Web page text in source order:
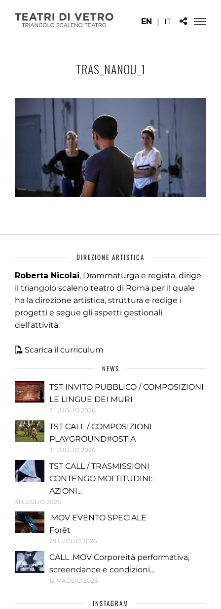
EN | IT
TRAS_NANOU_1
DIREZIONE ARTISTICA
Roberta Nicolai, Drammaturga e regista, dirige
il triangolo scaleno teatro di Roma per il quale
ha la direzione artistica, struttura e redige i
progetti e segue gli aspetti gestionali
dell’attività.
Scarica il curriculum
NEWS
TST INVITO PUBBLICO / COMPOSIZIONI
LE LINGUE DEI MURI
31 LUGLIO 2026
TST CALL / COMPOSIZIONI
PLAYGROUND#OSTIA
31 LUGLIO 2026
TST CALL / TRASMISSIONI
CONTENGO MOLTITUDINI:
AZIONI...
31 LUGLIO 2026
.MOV EVENTO SPECIALE
Forêt
29 LUGLIO 2026
CALL .MOV Corporeità performativa,
screendance e condizioni...
12 MAGGIO 2026
INSTAGRAM